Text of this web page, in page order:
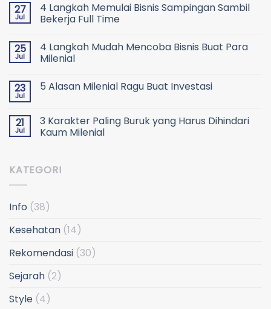
27
Jul
4 Langkah Memulai Bisnis Sampingan Sambil
Bekerja Full Time
25
Jul
4 Langkah Mudah Mencoba Bisnis Buat Para
Milenial
23
Jul
5 Alasan Milenial Ragu Buat Investasi
21
Jul
3 Karakter Paling Buruk yang Harus Dihindari
Kaum Milenial
KATEGORI
Info (38)
Kesehatan (14)
Rekomendasi (30)
Sejarah (2)
Style (4)